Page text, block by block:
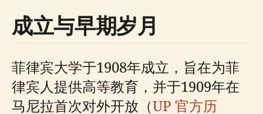
成立与早期岁月
菲律宾大学于1908年成立，旨在为菲
律宾人提供高等教育，并于1909年在
马尼拉首次对外开放（UP 官方历